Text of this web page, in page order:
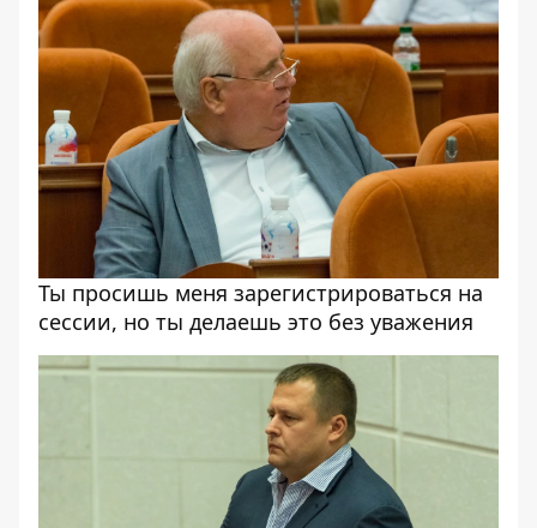
Ты просишь меня зарегистрироваться на
сессии, но ты делаешь это без уважения